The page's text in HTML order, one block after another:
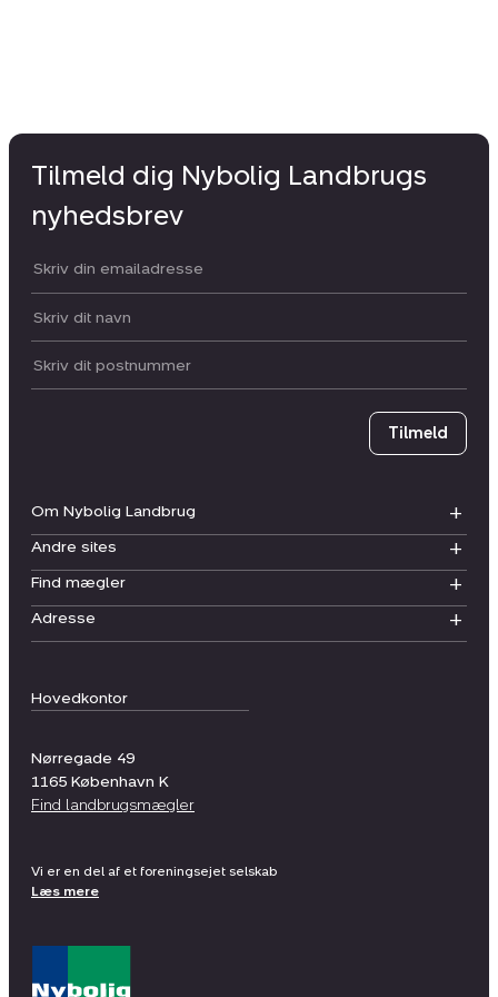
Hovedkontor
Nørregade 49
1165 København K
Find landbrugsmægler
Om Nybolig Landbrug
Andre sites
Find mægler
Adresse
Tilmeld dig Nybolig Landbrugs
nyhedsbrev
Din email:
Dit navn:
Postnummer
Tilmeld
Vi er en del af et foreningsejet selskab
Læs mere